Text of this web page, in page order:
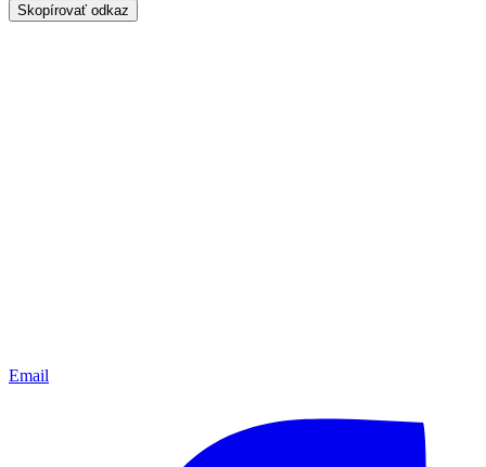
Skopírovať odkaz
Email